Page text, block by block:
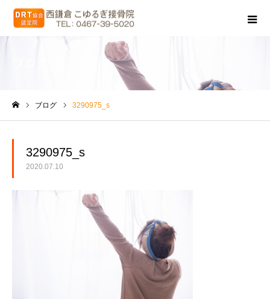
ブログ 3290975_s
3290975_s
2020.07.10